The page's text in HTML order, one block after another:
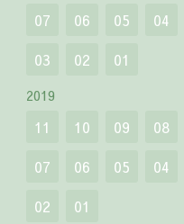
07
06 05
04
03
02 01
2019
11 10 09
08
07
06 05
04
02
01